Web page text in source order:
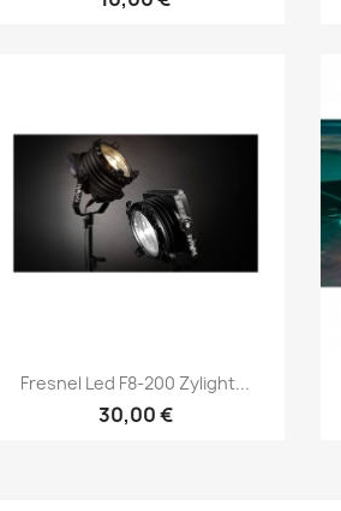
Vorschau
Fresnel Led F8-200 Zylight...
30,00 €